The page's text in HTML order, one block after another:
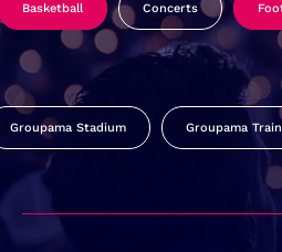
Basketball Concerts
Groupama Stadium Groupama